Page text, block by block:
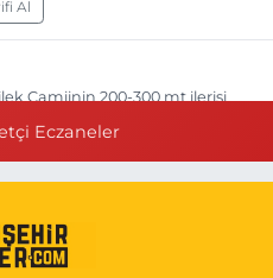
Al
Camiinin 200-300 mt ilerisi
NO:35 A HAVA HASTANESİ
SAĞLIĞI MERKEZİ KARŞISI
Eczaneler